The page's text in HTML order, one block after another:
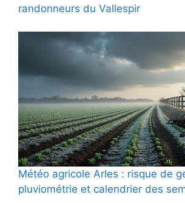
randonneurs du Vallespir
Météo agricole Arles : risque de
pluviométrie et calendrier des